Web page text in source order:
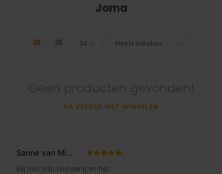
Joma
Geen producten gevonden!
GA VERDER MET WINKELEN